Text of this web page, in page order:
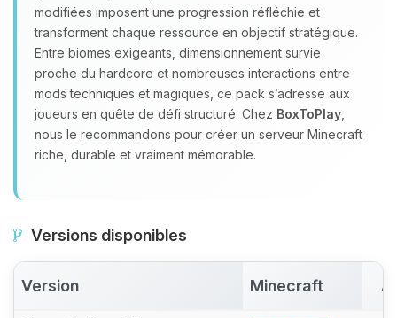
modifiées imposent une progression réfléchie et
transforment chaque ressource en objectif stratégique.
Entre biomes exigeants, dimensionnement survie
proche du hardcore et nombreuses interactions entre
mods techniques et magiques, ce pack s’adresse aux
joueurs en quête de défi structuré. Chez BoxToPlay
nous le recommandons pour créer un serveur Minecraft
riche, durable et vraiment mémorable.
Versions disponibles
Version Minecraft